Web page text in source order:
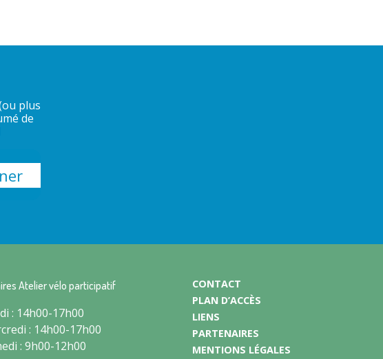
plus
de
Atelier vélo participatif
: 14h00-17h00
: 14h00-17h00
: 9h00-12h00
CONTACT
PLAN D’ACCÈS
LIENS
PARTENAIRES
MENTIONS LÉGALES